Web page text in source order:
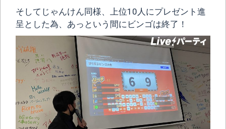
そしてじゃんけん同様、上位10人にプレゼント進
呈とした為、あっという間にビンゴは終了！